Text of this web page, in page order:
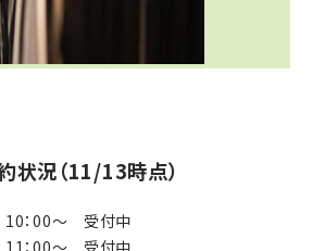
状況（11/13時点）
10：00～ 受付中
11：00～ 受付中